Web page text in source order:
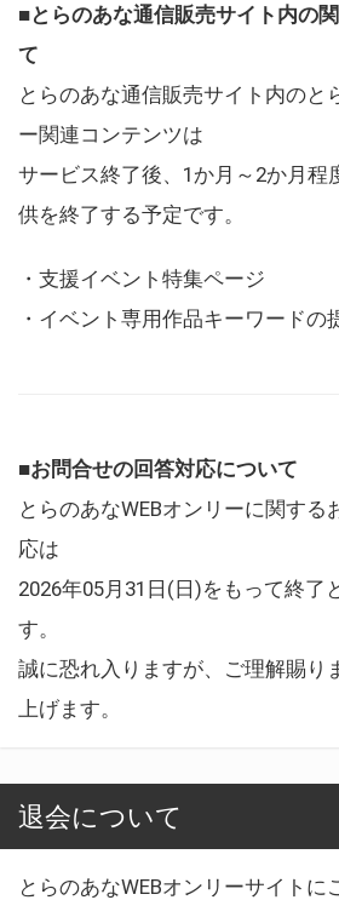
■とらのあな通信販売サイト内の
て
とらのあな通信販売サイト内のと
ー関連コンテンツは
サービス終了後、1か月～2か月程
供を終了する予定です。
・支援イベント特集ページ
・イベント専用作品キーワードの
■お問合せの回答対応について
とらのあなWEBオンリーに関する
応は
2026年05月31日(日)をもって終了
す。
誠に恐れ入りますが、ご理解賜り
上げます。
退会について
とらのあなWEBオンリーサイトに